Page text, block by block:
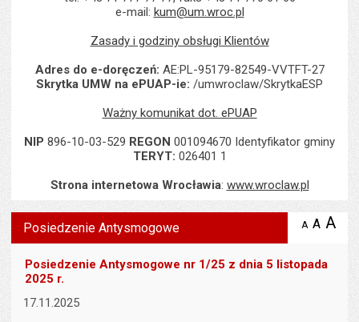
e-mail: kum@um.wroc.pl
Zasady i godziny obsługi Klientów
Adres do e-doręczeń: AE:PL-95179-82549-VVTFT-27
Skrytka UMW na ePUAP-ie: /umwroclaw/SkrytkaESP
Ważny komunikat dot. ePUAP
NIP 896-10-03-529 REGON 001094670 Identyfikator gminy
TERYT: 026401 1
Strona internetowa Wrocławia: www.wroclaw.pl
Posiedzenie Antysmogowe A zmniejsz
A A
Posiedzenie Antysmogowe nr 1/25 z dnia 5 listopada
2025 r.
17.11.2025